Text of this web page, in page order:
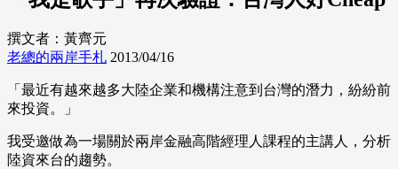
撰文者：黃齊元
老總的兩岸手札 2013/04/16
「最近有越來越多大陸企業和機構注意到台灣的潛力，紛紛前
來投資。」
我受邀做為一場關於兩岸金融高階經理人課程的主講人，分析
陸資來台的趨勢。